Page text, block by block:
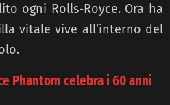
ogni Rolls-Royce. Ora ha
vitale vive all’interno del
Phantom celebra i 60 anni